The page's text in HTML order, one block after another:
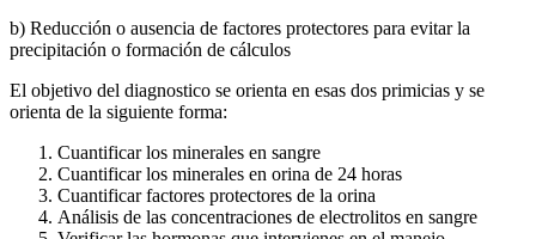
b) Reducción o ausencia de factores protectores para evitar la
precipitación o formación de cálculos
El objetivo del diagnostico se orienta en esas dos primicias y se
orienta de la siguiente forma:
Cuantificar los minerales en sangre
Cuantificar los minerales en orina de 24 horas
Cuantificar factores protectores de la orina
Análisis de las concentraciones de electrolitos en sangre